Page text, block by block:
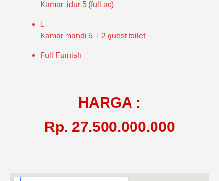
Kamar tidur 5 (full ac)
Kamar mandi 5 + 2 guest toilet
Full Furnish
HARGA :
Rp. 27.500.000.000